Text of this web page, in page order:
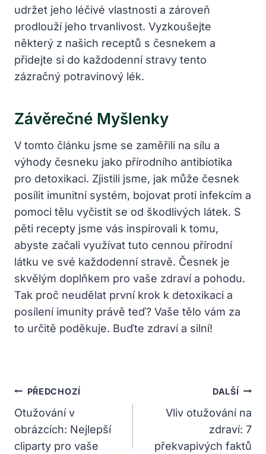
udržet jeho léčivé vlastnosti a zároveň
prodlouží jeho trvanlivost. Vyzkoušejte
některý z našich receptů s česnekem a
přidejte si do každodenní stravy ‌tento
zázračný potravinový ​lék.
Závěrečné Myšlenky
V tomto článku jsme se zaměřili⁣ na sílu ⁣a
výhody⁣ česneku jako přírodního antibiotika
pro detoxikaci. ⁤Zjistili jsme, jak může česnek
posílit ⁣imunitní systém, bojovat proti ​infekcím a
pomoci tělu vyčistit se ​od‍ škodlivých látek. S
pěti recepty jsme vás inspirovali k tomu, ​
abyste začali využívat tuto cennou přírodní
látku ve své každodenní stravě. Česnek je
skvělým doplňkem pro vaše zdraví a​ pohodu.
Tak proč neudělat první⁢ krok k ​detoxikaci a
posílení imunity právě teď?​ Vaše tělo vám za
⁣to určitě poděkuje. Buďte zdraví ⁣a ‌silní!
Navigace
Pro
Příspěvek
PŘEDCHOZÍ
Otužování v
obrázcích: Nejlepší
cliparty pro vaše
DALŠÍ
Vliv otužování na
zdraví: 7
překvapivých faktů